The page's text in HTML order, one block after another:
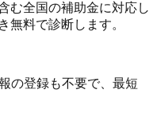
む全国の補助金に対応し
無料で診断します。
の登録も不要で、最短